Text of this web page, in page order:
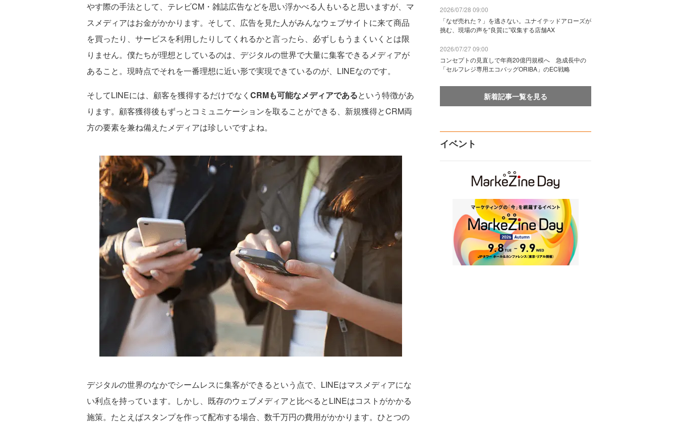
やす際の手法として、テレビCM・雑誌広告などを思い浮かべる人もいると思いますが、マ
スメディアはお金がかかります。そして、広告を見た人がみんなウェブサイトに来て商品
を買ったり、サービスを利用したりしてくれるかと言ったら、必ずしもうまくいくとは限
りません。僕たちが理想としているのは、デジタルの世界で大量に集客できるメディアが
あること。現時点でそれを一番理想に近い形で実現できているのが、LINEなのです。
そしてLINEには、顧客を獲得するだけでなく CRMも可能なメディアであるという特徴があ
ります。顧客獲得後もずっとコミュニケーションを取ることができる、新規獲得とCRM両
方の要素を兼ね備えたメディアは珍しいですよね。
デジタルの世界のなかでシームレスに集客ができるという点で、LINEはマスメディアにな
い利点を持っています。しかし、既存のウェブメディアと比べるとLINEはコストがかかる
施策。たとえばスタンプを作って配布する場合、数千万円の費用がかかります。ひとつの
2026/07/28 09:00
「なぜ売れた？」を逃さない。ユナイテッドアローズが
挑む、現場の声を“良質に”収集する店舗AX
2026/07/27 09:00
コンセプトの見直しで年商20億円規模へ 急成長中の
「セルフレジ専用エコバッグORIBA」のEC戦略
新着記事一覧を見る
イベント